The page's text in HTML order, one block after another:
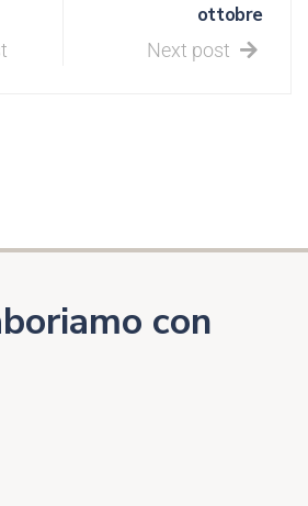
ottobre
Next post
con